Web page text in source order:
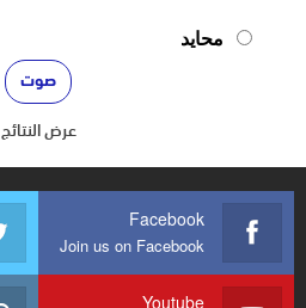
محايد
عرض النتائج
Facebook
Join us on Facebook
Youtube